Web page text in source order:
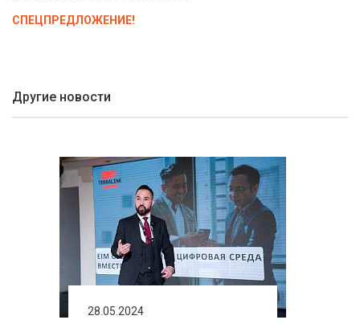
СПЕЦПРЕДЛОЖЕНИЕ!
Другие новости
28.05.2024